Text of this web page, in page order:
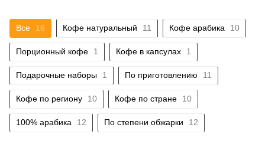
Все 16 Кофе натуральный 11 Кофе арабика 10
Порционный кофе 1 Кофе в капсулах 1
Подарочные наборы 1 По приготовлению 11
Кофе по региону 10 Кофе по стране 10
100% арабика 12 По степени обжарки 12